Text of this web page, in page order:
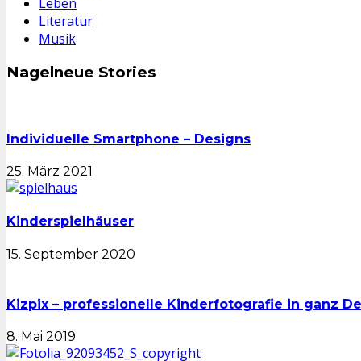
Literatur
Musik
Nagelneue Stories
Individuelle Smartphone – Designs
25. März 2021
Kinderspielhäuser
15. September 2020
Kizpix – professionelle Kinderfotografie in ganz
8. Mai 2019